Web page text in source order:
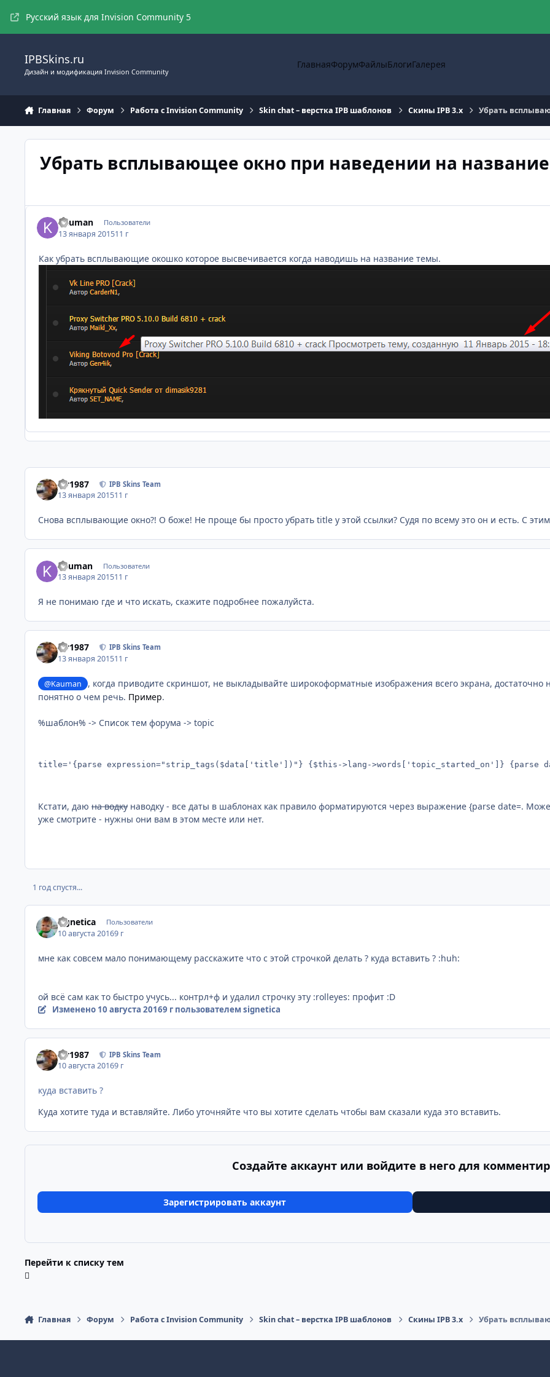
Русский язык для Invision Community 5
IPBSkins.ru
Дизайн и модификация Invision Community
ГлавнаяФорумФайлыБлогиГалерея
Главная Форум Работа с Invision Community Skin chat – верстка IPB шаблонов Скины IPB 3.x Убрать
Убрать всплывающее окно при наведении на
Kauman Пользователи
13 января 201511 г
Как убрать всплывающие окошко которое высвечивается когда наводишь на название темы.
siv1987 IPB Skins Team
13 января 201511 г
Снова всплывающие окно?! О боже! Не проще бы просто убрать title у этой ссылки? Судя по всему это он и есть. С
Kauman Пользователи
13 января 201511 г
Я не понимаю где и что искать, скажите подробнее пожалуйста.
siv1987 IPB Skins Team
13 января 201511 г
@Kauman
, когда приводите скриншот, не выкладывайте широкоформатные изображения всего экрана, достаточно
понятно о чем речь. Пример.
%шаблон% -> Список тем форума -> topic
title='{parse expression="strip_tags($data['title'])"} {$this->lang->words['topic_started_on']} {parse
Кстати, даю на водку наводку - все даты в шаблонах как правило форматируются через выражение {parse date=.
уже смотрите - нужны они вам в этом месте или нет.
1 год спустя...
signetica Пользователи
10 августа 20169 г
мне как совсем мало понимающему расскажите что с этой строчкой делать ? куда вставить ? :huh:
ой всё сам как то быстро учусь... контрл+ф и удалил строчку эту :rolleyes: профит :D
Изменено 10 августа 20169 гпользователем signetica
siv1987 IPB Skins Team
10 августа 20169 г
куда вставить ?
Куда хотите туда и вставляйте. Либо уточняйте что вы хотите сделать чтобы вам сказали куда это вставить.
Создайте аккаунт или войдите в него для
Зарегистрировать аккаунт
Перейти к списку тем
Главная Форум Работа с Invision Community Skin chat – верстка IPB шаблонов Скины IPB 3.x Убрать